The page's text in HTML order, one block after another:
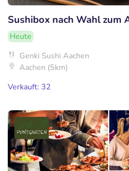
Sushibox nach Wahl zum
Heute
Genki Sushi Aachen
Aachen (5km)
Verkauft: 32